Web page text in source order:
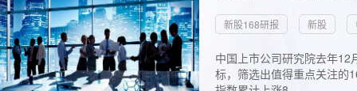
新股168研报 新股
中国上市公司研究院去年
标，筛选出值得重点关注的